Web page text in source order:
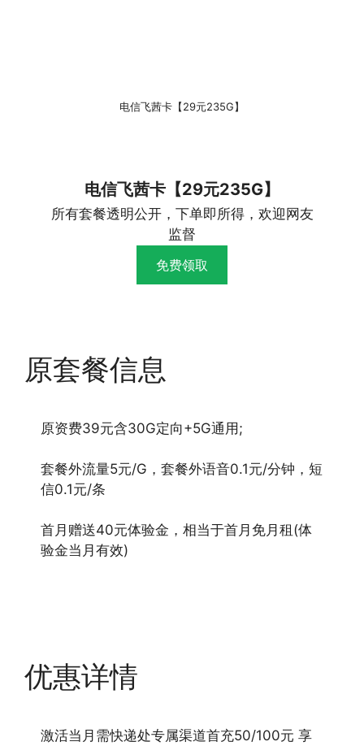
电信飞茜卡【29元235G】
电信飞茜卡【29元235G】
所有套餐透明公开，下单即所得，欢迎网友
监督
免费领取
原套餐信息
原资费39元含30G定向+5G通用;
套餐外流量5元/G，套餐外语音0.1元/分钟，短
信0.1元/条
首月赠送40元体验金，相当于首月免月租(体
验金当月有效)
优惠详情
激活当月需快递处专属渠道首充50/100元 享